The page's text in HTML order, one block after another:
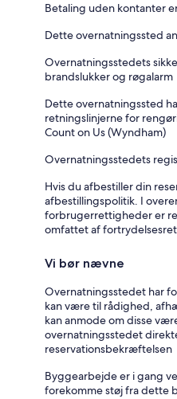
Betaling uden kontanter
Dette overnatningssted
Overnatningsstedets
brandslukker og røgalarm
Dette overnatningssted
retningslinjerne for
Count on Us (Wyndham)
Overnatningsstedets
Hvis du afbestiller din
afbestillingspolitik. I
forbrugerrettigheder er
omfattet af
Vi bør nævne
Overnatningsstedet har
kan være til rådighed,
kan anmode om disse
overnatningsstedet
reservationsbekræftelsen
Byggearbejde er i gang
forekomme støj fra dette